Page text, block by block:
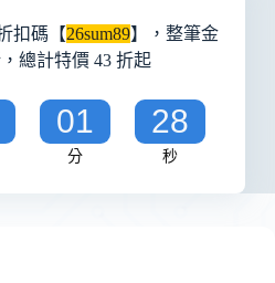
扣碼【26sum89】，整筆金
總計特價 43 折起
01
分
28
秒